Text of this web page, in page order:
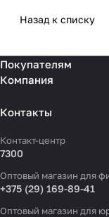
Назад к списку
Покупателям
Компания
Контакты
Контакт-центр
7300
Оптовый магазин для
+375 (29) 169-89-41
Оптовый магазин для